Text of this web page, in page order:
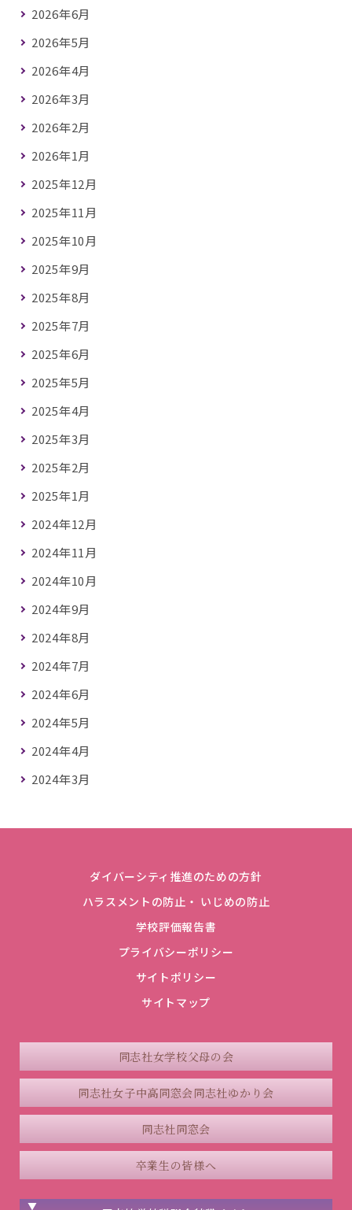
2026年6月
2026年5月
2026年4月
2026年3月
2026年2月
2026年1月
2025年12月
2025年11月
2025年10月
2025年9月
2025年8月
2025年7月
2025年6月
2025年5月
2025年4月
2025年3月
2025年2月
2025年1月
2024年12月
2024年11月
2024年10月
2024年9月
2024年8月
2024年7月
2024年6月
2024年5月
2024年4月
2024年3月
ダイバーシティ推進のための方針
ハラスメントの防止・ いじめの防止
学校評価報告書
プライバシーポリシー
サイトポリシー
サイトマップ
同志社女学校父母の会
同志社女子中高同窓会同志社ゆかり会
同志社同窓会
卒業生の皆様へ